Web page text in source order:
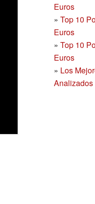
Euros
» Top 10
Euros
» Top 10
Euros
» Los